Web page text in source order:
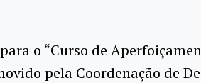
o “Curso de
pela Coordenação de